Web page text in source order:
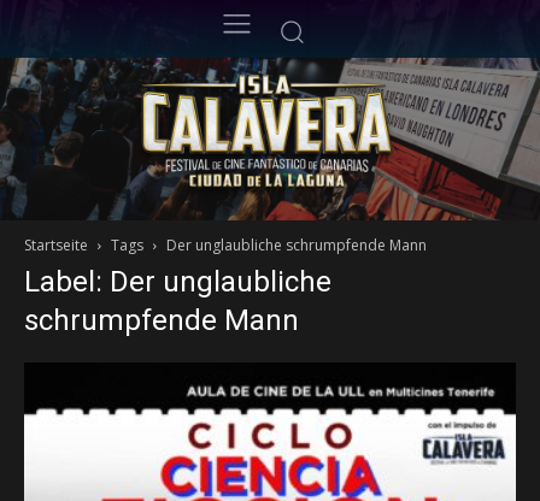
Startseite Tags Der unglaubliche schrumpfende Mann
Label: Der unglaubliche
schrumpfende Mann